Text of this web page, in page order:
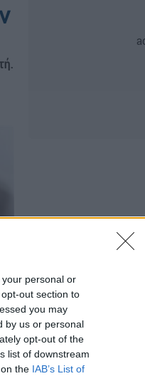
personal or
out section to
you may
by us or personal
opt-out of the
list of downstream
the IAB’s List of